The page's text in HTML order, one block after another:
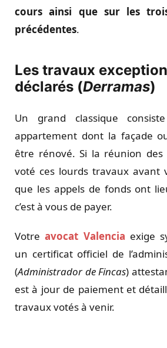
cours ainsi que sur les
précédentes.
Les travaux
déclarés (Derramas)
Un grand classique
appartement dont la façade
être rénové. Si la réunion des
voté ces lourds travaux avant
que les appels de fonds ont
c’est à vous de payer.
Votreavocat Valencia exige
un certificat officiel de
(Administrador de Fincas)
est à jour de paiement et
travaux votés à venir.